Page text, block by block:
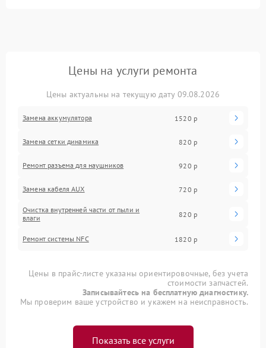
Цены на услуги ремонта
Цены актуальны на текущую дату 09.08.2026
Замена аккумулятора 1520 р
Замена сетки динамика 820 р
Ремонт разъема для наушников 920 р
Замена кабеля AUX 720 р
Очистка внутренней части от пыли и
влаги
820 р
Ремонт системы NFC 1820 р
Цены в прайс-листе указаны ориентировочные, без учета
стоимости запчастей.
Записывайтесь на бесплатную диагностику.
Мы проверим ваше устройство и укажем на неисправность.
Показать все услуги